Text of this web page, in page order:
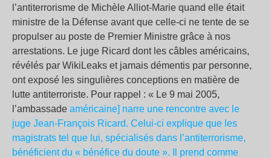
l’antiterrorisme de Michèle Alliot-Marie quand elle était
ministre de la Défense avant que celle-ci ne tente de se
propulser au poste de Premier Ministre grâce à nos
arrestations. Le juge Ricard dont les câbles américains,
révélés par WikiLeaks et jamais démentis par personne,
ont exposé les singulières conceptions en matière de
lutte antiterroriste. Pour rappel : « Le 9 mai 2005,
l’ambassade américaine] narre une rencontre avec le
juge Jean-François Ricard. Celui-ci explique que les
magistrats tel que lui, spécialisés dans l’antiterrorisme,
bénéficient du « bénéfice du doute ». Il prend comme